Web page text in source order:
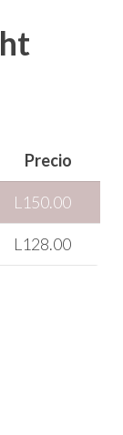
Precio
L 150.00
L 128.00